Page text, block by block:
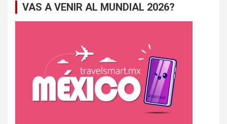
c
VAS A VENIR AL MUNDIAL 2026?